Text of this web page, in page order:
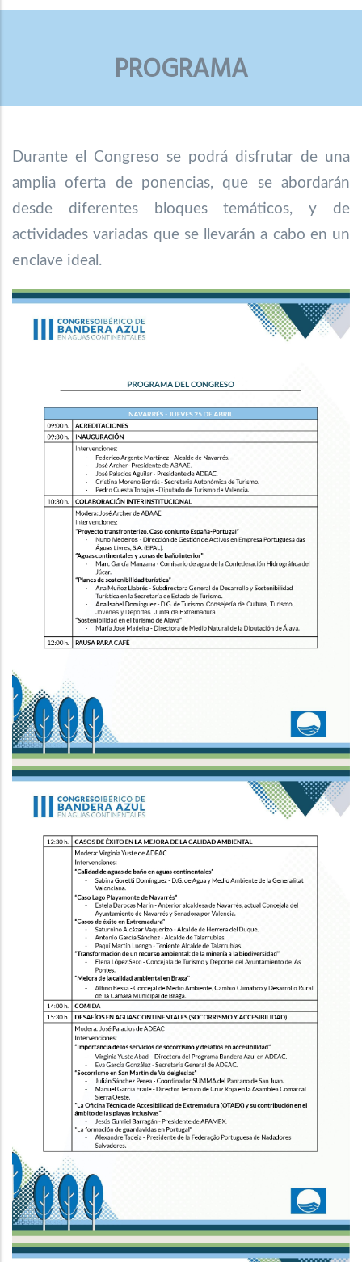
PROGRAMA
Durante el Congreso se podrá disfrutar de una
amplia oferta de ponencias, que se abordarán
desde diferentes bloques temáticos, y de
actividades variadas que se llevarán a cabo en un
enclave ideal.